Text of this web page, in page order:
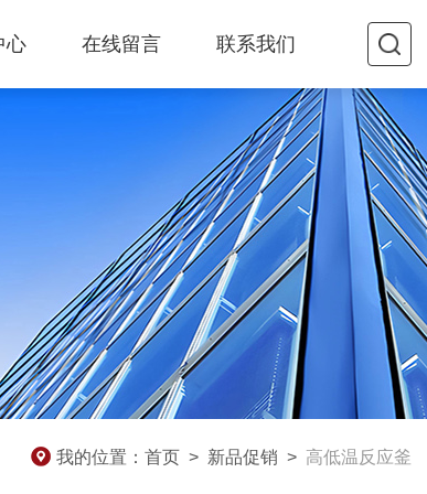
心 在线留言 联系我们
我的位置： 首页 > 新品促销 > 高低温反应釜